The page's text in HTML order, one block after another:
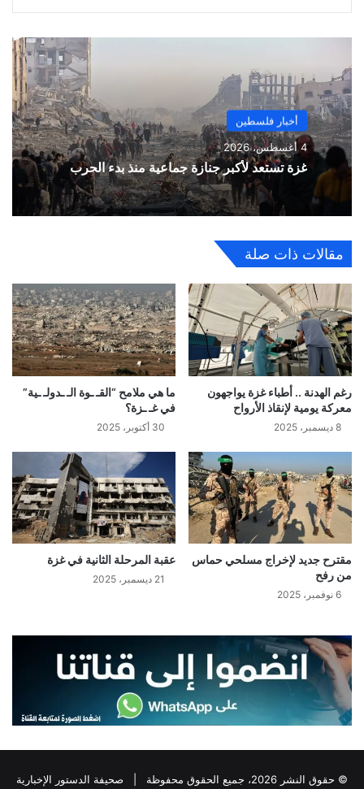
أخبار فلسطين
4 أغسطس، 2026
غزة تستعد لأكبر جنازة جماعية منذ بدء الحرب
مقالات ذات صلة
رغم الهدنة .. أطباء غزة يواجهون
معركة يومية لإنقاذ الأرواح
8 ديسمبر، 2025
ما هي ملامح “القـ ـوة الـ ـدولـ ـية”
في غـ ـزة؟
30 أكتوبر، 2025
مقترح جديد لإخراج مسلحي حماس
من رفح
6 نوفمبر، 2025
عقبة المرحلة الثانية في غزة
21 ديسمبر، 2025
© حقوق النشر 2026، جميع الحقوق محفوظة | صحيفة الدستور الإخبارية